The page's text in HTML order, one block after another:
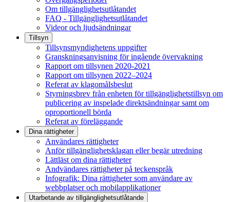
Om tillgänglighetsutlåtandet
FAQ - Tillgänglighetsutlåtandet
Videor och ljudsändningar
Tillsyn
Tillsynsmyndighetens uppgifter
Granskningsanvisning för ingående övervakning
Rapport om tillsynen 2020-2021
Rapport om tillsynen 2022–2024
Referat av klagomålsbeslut
Styrningsbrev från enheten för tillgänglighetstillsyn om
publicering av inspelade direktsändningar samt om
oproportionell börda
Referat av föreläggande
Dina rättigheter
Användares rättigheter
Anför tillgänglighetsklagan eller begär utredning
Lättläst om dina rättigheter
Andvändares rättigheter på teckenspråk
Infografik: Dina rättigheter som användare av
webbplatser och mobilapplikationer
Utarbetande av tillgänglighets­utlåtande